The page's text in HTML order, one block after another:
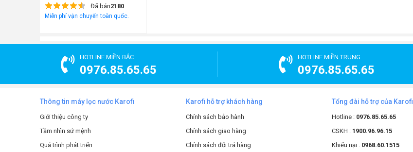
Đã bán2180
Miễn phí vận chuyển toàn quốc.
HOTLINE MIỀN BẮC
0976.85.65.65
HOTLINE MIỀN TRUNG
0976.85.65.65
Thông tin máy lọc nước Karofi
Giới thiệu công ty
Tầm nhìn sứ mệnh
Quá trình phát triển
Karofi hỗ trợ khách hàng
Chính sách bảo hành
Chính sách giao hàng
Chính sách đổi trả hàng
Tổng đài hỗ trợ của Karofi
Hotline : 0976.85.65.65
CSKH : 1900.96.96.15
Khiếu nại : 0968.60.1515